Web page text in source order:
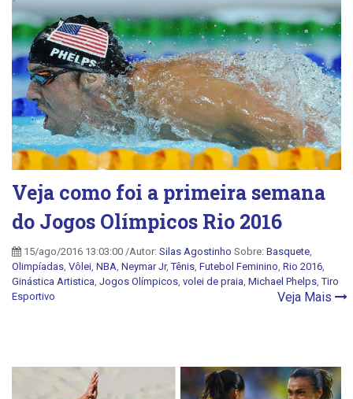
Veja como foi a primeira semana
do Jogos Olímpicos Rio 2016
15/ago/2016 13:03:00 /Autor: Silas Agostinho Sobre: Basquete
Olimpíadas Vôlei NBA Neymar Jr,Tênis Futebol Feminino Rio 2016
Ginástica Artistica Jogos Olímpicos volei de praia Michael Phelps ,Tiro
Esportivo
Veja Mais